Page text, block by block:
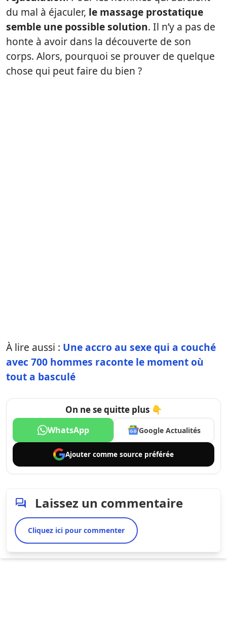
du mal à éjaculer, le massage prostatique
semble une possible solution. Il n’y a pas de
honte à avoir dans la découverte de son
corps. Alors, pourquoi se prouver de quelque
chose qui peut faire du bien ?
À lire aussi : Une accro au sexe qui a couché
avec 700 hommes raconte le moment où
tout a basculé
On ne se quitte plus 👇
WhatsApp Google Actualités
Ajouter comme source préférée
Laissez un commentaire
Cliquez ici pour commenter